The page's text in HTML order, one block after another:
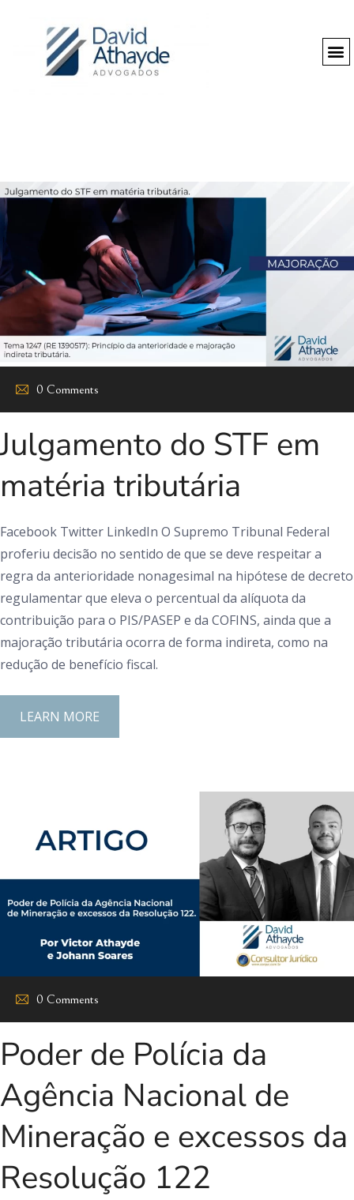
0 Comments
Julgamento do STF em
matéria tributária
Facebook Twitter LinkedIn O Supremo Tribunal Federal
proferiu decisão no sentido de que se deve respeitar a
regra da anterioridade nonagesimal na hipótese de decreto
regulamentar que eleva o percentual da alíquota da
contribuição para o PIS/PASEP e da COFINS, ainda que a
majoração tributária ocorra de forma indireta, como na
redução de benefício fiscal.
LEARN MORE
0 Comments
Poder de Polícia da
Agência Nacional de
Mineração e excessos da
Resolução 122